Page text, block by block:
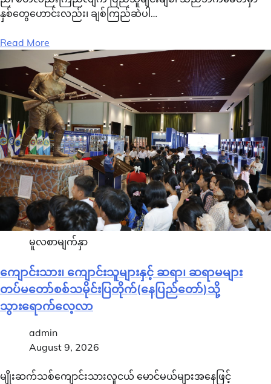
နှစ်တွေဟောင်းလည်း၊ ချစ်ကြည်ဆဲပါ…
Read More
မူလစာမျက်နှာ
ကျောင်းသား၊ ကျောင်းသူများနှင့် ဆရာ၊ ဆရာမများ
တပ်မတော်စစ်သမိုင်းပြတိုက်(နေပြည်တော်)သို့
သွားရောက်လေ့လာ
admin
August 9, 2026
မျိုးဆက်သစ်ကျောင်းသားလူငယ် မောင်မယ်များအနေဖြင့်